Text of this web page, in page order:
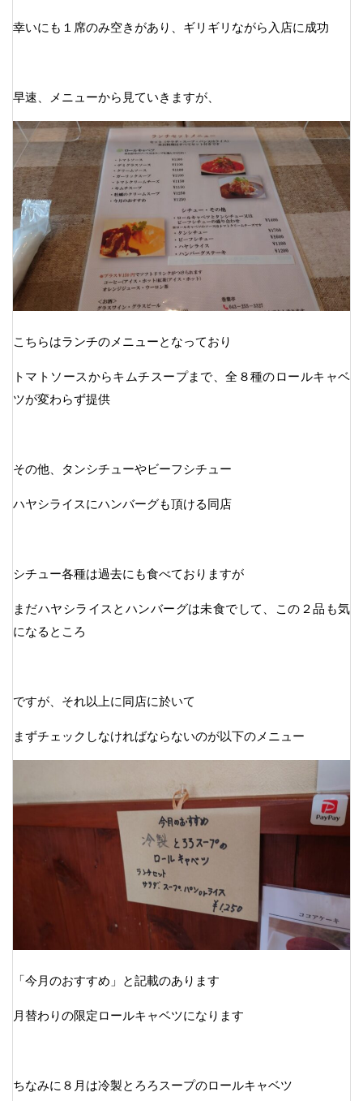
幸いにも１席のみ空きがあり、ギリギリながら入店に成功
早速、メニューから見ていきますが、
こちらはランチのメニューとなっており
トマトソースからキムチスープまで、全８種のロールキャベ
ツが変わらず提供
その他、タンシチューやビーフシチュー
ハヤシライスにハンバーグも頂ける同店
シチュー各種は過去にも食べておりますが
まだハヤシライスとハンバーグは未食でして、この２品も気
になるところ
ですが、それ以上に同店に於いて
まずチェックしなければならないのが以下のメニュー
「今月のおすすめ」と記載のあります
月替わりの限定ロールキャベツになります
ちなみに８月は冷製とろろスープのロールキャベツ